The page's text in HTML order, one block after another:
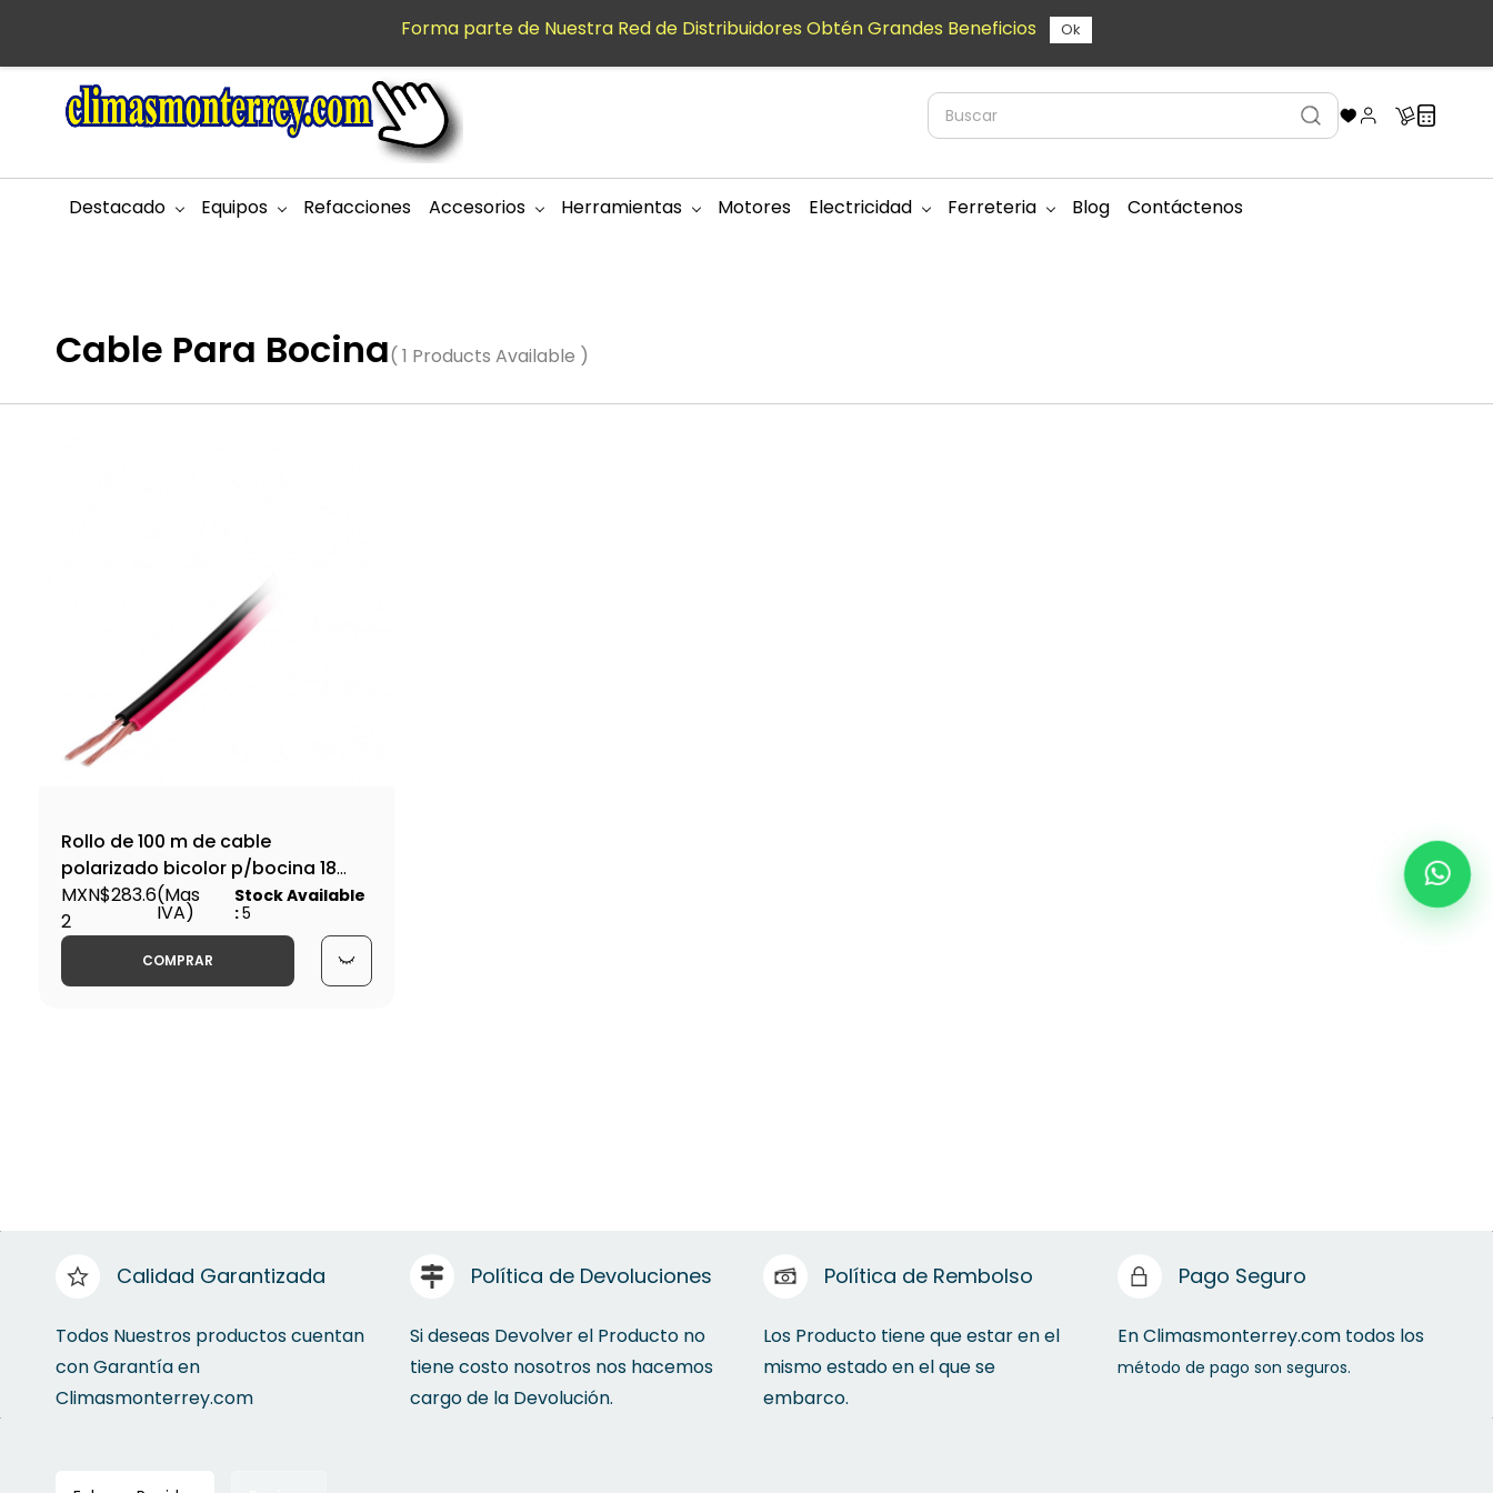
principal
Destacado Equipos Refacciones Accesorios Herramientas Motores Electricidad Ferreteria Blog Contáctenos
Cable Para Bocina( 1 Products Available )
Rollo de 100 m de cable
polarizado bicolor p/bocina 18
AWG-CABO-18B / 46268
MXN$283.6
2
(Mas
IVA)
Stock Available
:5
COMPRAR
Calidad Garantizada
Todos Nuestros productos cuentan
con Garantía en
Climasmonterrey.com
Política de Devoluciones
Si deseas Devolver el Producto no
tiene costo nosotros nos hacemos
cargo de la Devolución.
Política de Rembolso
Los Producto tiene que estar en el
mismo estado en el que se
embarco.
Pago Seguro
En Climasmonterrey.com todos los
método de pago son seguros.
Forma parte de Nuestra Red de Distribuidores Obtén Grandes Beneficios Ok